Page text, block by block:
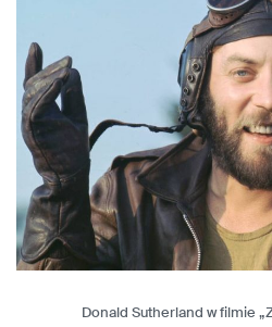
Donald Sutherland w filmie